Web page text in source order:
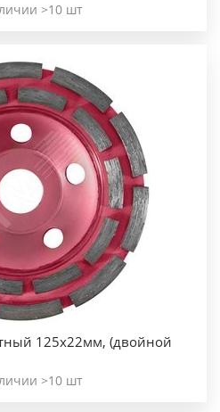
>10 шт
125х22мм, (двойной
>10 шт